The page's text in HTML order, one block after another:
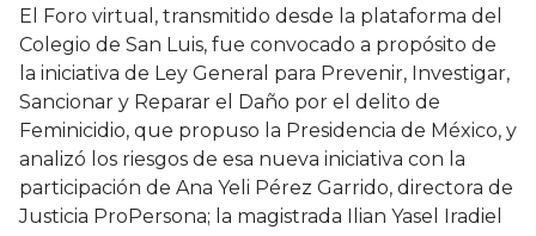
El Foro virtual, transmitido desde la plataforma del
Colegio de San Luis, fue convocado a propósito de
la iniciativa de Ley General para Prevenir, Investigar,
Sancionar y Reparar el Daño por el delito de
Feminicidio, que propuso la Presidencia de México, y
analizó los riesgos de esa nueva iniciativa con la
participación de Ana Yeli Pérez Garrido, directora de
Justicia ProPersona; la magistrada Ilian Yasel Iradiel